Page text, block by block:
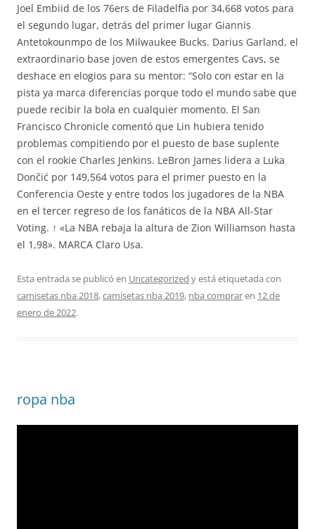
Joel Embiid de los 76ers de Filadelfia por 34,668 votos para
el segundo lugar, detrás del primer lugar Giannis
Antetokounmpo de los Milwaukee Bucks. Darius Garland, el
extraordinario base joven de estos emergentes Cavs, se
deshace en elogios para su mentor: “Solo con estar en la
pista ya marca diferencias porque todo el mundo sabe que
puede recibir la bola en cualquier momento. El San
Francisco Chronicle comentó que Lin hubiera tenido
problemas compitiendo por el puesto de base suplente
con el rookie Charles Jenkins. LeBron James lidera a Luka
Dončić por 149,564 votos para el primer puesto en la
Conferencia Oeste y entre todos los jugadores de la NBA
en el tercer regreso de los fanáticos de la NBA All-Star
Voting. ↑ «La NBA rebaja la altura de Zion Williamson hasta
el 1,98». MARCA Claro Usa.
Esta entrada se publicó en Uncategorized y está etiquetada con
camisetas nba 2018,camisetas nba 2019, nba compraren 12 de
enero de 2022.
ropa nba